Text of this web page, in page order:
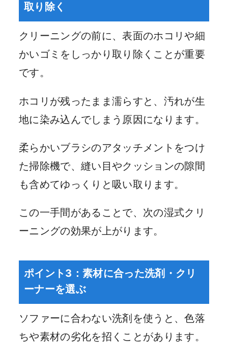
取り除く
クリーニングの前に、表面のホコリや細
かいゴミをしっかり取り除くことが重要
です。
ホコリが残ったまま濡らすと、汚れが生
地に染み込んでしまう原因になります。
柔らかいブラシのアタッチメントをつけ
た掃除機で、縫い目やクッションの隙間
も含めてゆっくりと吸い取ります。
この一手間があることで、次の湿式クリ
ーニングの効果が上がります。
ポイント3：素材に合った洗剤・クリ
ーナーを選ぶ
ソファーに合わない洗剤を使うと、色落
ちや素材の劣化を招くことがあります。